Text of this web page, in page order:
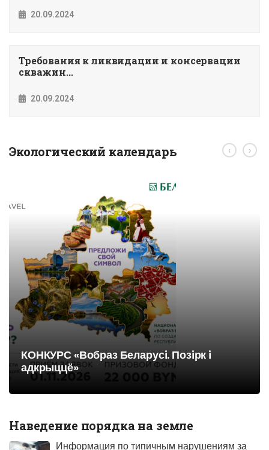
20.09.2024
Требования к ликвидации и консервации
скважин...
20.09.2024
Экологический календарь
КОНКУРС «Вобраз Беларусi. Позiрк i
адкрыццё»
‹ ›
Наведение порядка на земле
Информация по типичным нарушениям за